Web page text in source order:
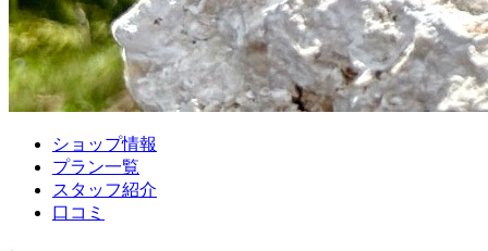
ショップ情報
プラン一覧
スタッフ紹介
口コミ